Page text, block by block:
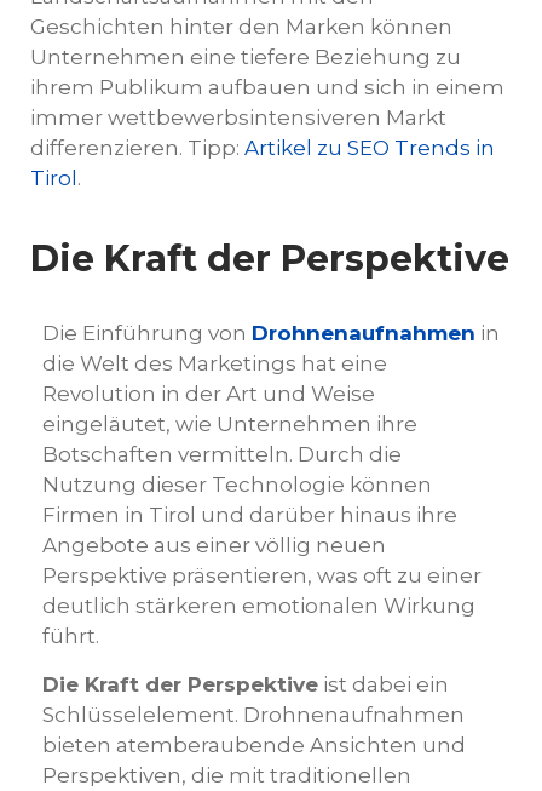
Geschichten hinter den Marken können
Unternehmen eine tiefere Beziehung zu
ihrem Publikum aufbauen und sich in einem
immer wettbewerbsintensiveren Markt
differenzieren. Tipp: Artikel zu SEO Trends in
Tirol .
Die Kraft der Perspektive
Die Einführung von Drohnenaufnahmen in
die Welt des Marketings hat eine
Revolution in der Art und Weise
eingeläutet, wie Unternehmen ihre
Botschaften vermitteln. Durch die
Nutzung dieser Technologie können
Firmen in Tirol und darüber hinaus ihre
Angebote aus einer völlig neuen
Perspektive präsentieren, was oft zu einer
deutlich stärkeren emotionalen Wirkung
führt.
Die Kraft der Perspektive ist dabei ein
Schlüsselelement. Drohnenaufnahmen
bieten atemberaubende Ansichten und
Perspektiven, die mit traditionellen